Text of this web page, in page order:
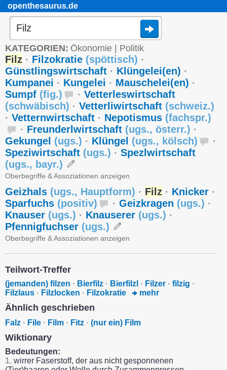
openthesaurus.de
KATEGORIEN: Ökonomie Politik
Filz · Filzokratie (spöttisch) ·
Günstlingswirtschaft · Klüngelei(en) ·
Kumpanei · Kungelei · Mauschelei(en) ·
Sumpf (fig.) · Vetterleswirtschaft
(schwäbisch) · Vetterliwirtschaft (schweiz.)
· Vetternwirtschaft · Nepotismus (fachspr.)
· Freunderlwirtschaft (ugs., österr.) ·
Gekungel (ugs.) · Klüngel (ugs., kölsch)
·
Speziwirtschaft (ugs.) · Spezlwirtschaft
(ugs., bayr.)
Oberbegriffe & Assoziationen anzeigen
Geizhals (ugs., Hauptform) · Filz · Knicker ·
Sparfuchs (positiv) · Geizkragen (ugs.) ·
Knauser (ugs.) · Knauserer (ugs.) ·
Pfennigfuchser (ugs.)
Oberbegriffe & Assoziationen anzeigen
Teilwort-Treffer
(jemanden) filzen · Bierfilz · Bierfilzl · Filzer · filzig ·
Filzlaus · Filzlocken · Filzokratie mehr
Ähnlich geschrieben
Falz · File · Film · Fitz · (nur ein) Film
Wiktionary
Bedeutungen:
1. wirrer Faserstoff, der aus nicht gesponnenen